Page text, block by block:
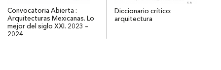
Convocatoria Abierta :
Arquitecturas Mexicanas. Lo
mejor del siglo XXI. 2023 –
2024
Diccionario crítico:
arquitectura